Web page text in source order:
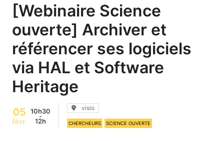
[Webinaire Science
ouverte] Archiver et
référencer ses logiciels
via HAL et Software
Heritage
05
févr.
10h30
-
12h
Lieu :
visio
CHERCHEURS SCIENCE OUVERTE